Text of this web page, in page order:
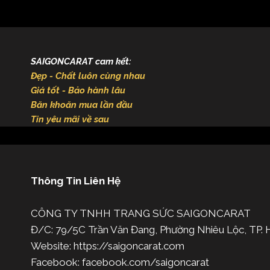
SAIGONCARAT cam kết:
Đẹp - Chất luôn cùng nhau
Giá tốt - Bảo hành lâu
Băn khoăn mua lần đầu
Tin yêu mãi về sau
Thông Tin Liên Hệ
CÔNG TY TNHH TRANG SỨC SAIGONCARAT
Đ/C: 79/5C Trần Văn Đang, Phường Nhiêu Lộc, TP.
Website: https://saigoncarat.com
Facebook: facebook.com/saigoncarat